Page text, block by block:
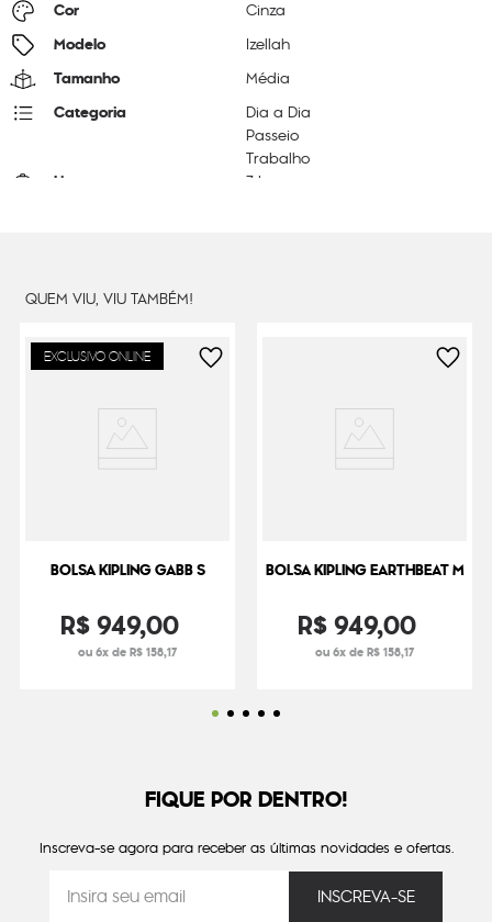
Cor Cinza
Modelo Izellah
Tamanho Média
Categoria
Dia a Dia
Passeio
Trabalho
Litragem 7 L
QUEM VIU, VIU TAMBÉM!
EXCLUSIVO ONLINE
BOLSA KIPLING GABB S
R$949,00
ou 6x de R$ 158,17
BOLSA KIPLING EARTHBEAT M
R$949,00
ou 6x de R$ 158,17
FIQUE POR DENTRO!
Inscreva-se agora para receber as últimas novidades e ofertas.